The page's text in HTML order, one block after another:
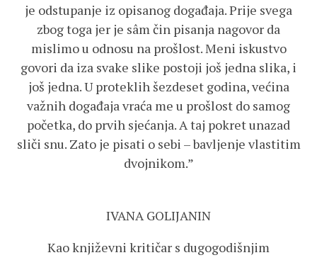
je odstupanje iz opisanog događaja. Prije svega
zbog toga jer je sâm čin pisanja nagovor da
mislimo u odnosu na prošlost. Meni iskustvo
govori da iza svake slike postoji još jedna slika, i
još jedna. U proteklih šezdeset godina, većina
važnih događaja vraća me u prošlost do samog
početka, do prvih sjećanja. A taj pokret unazad
sliči snu. Zato je pisati o sebi – bavljenje vlastitim
dvojnikom.”
IVANA GOLIJANIN
Kao književni kritičar s dugogodišnjim